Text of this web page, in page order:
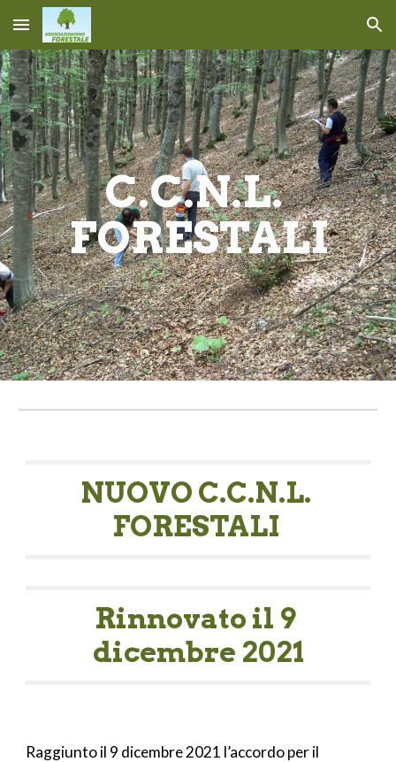
Skip to main content Skip to navigation
C.C.N.L.
FORESTALI
NUOVO C.C.N.L.
FORESTALI
Rinnovato il 9
dicembre 2021
Raggiunto il 9 dicembre 2021 l’accordo per il